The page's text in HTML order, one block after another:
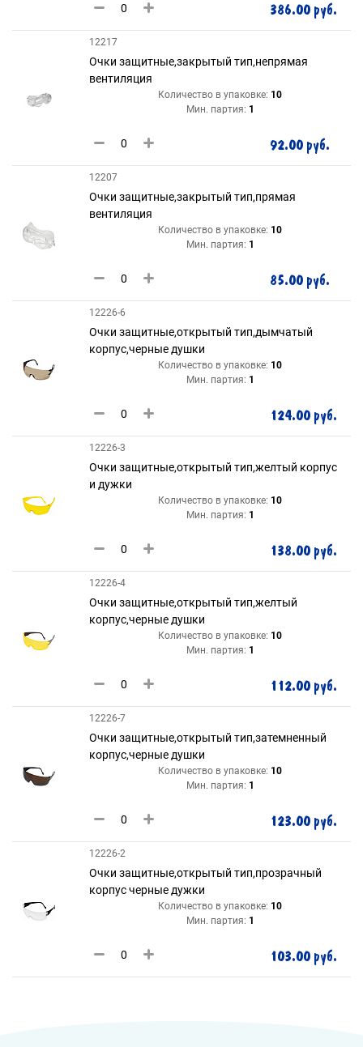
386.00 руб.
12217
Очки защитные,закрытый тип,непрямая
вентиляция
Количество в упаковке: 10
Мин. партия: 1
92.00 руб.
12207
Очки защитные,закрытый тип,прямая
вентиляция
Количество в упаковке: 10
Мин. партия: 1
85.00 руб.
12226-6
Очки защитные,открытый тип,дымчатый
корпус,черные душки
Количество в упаковке: 10
Мин. партия: 1
124.00 руб.
12226-3
Очки защитные,открытый тип,желтый корпус
и дужки
Количество в упаковке: 10
Мин. партия: 1
138.00 руб.
12226-4
Очки защитные,открытый тип,желтый
корпус,черные душки
Количество в упаковке: 10
Мин. партия: 1
112.00 руб.
12226-7
Очки защитные,открытый тип,затемненный
корпус,черные душки
Количество в упаковке: 10
Мин. партия: 1
123.00 руб.
12226-2
Очки защитные,открытый тип,прозрачный
корпус черные дужки
Количество в упаковке: 10
Мин. партия: 1
103.00 руб.